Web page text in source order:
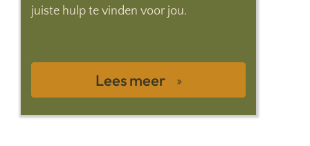
juiste hulp te vinden voor jou.
Lees meer